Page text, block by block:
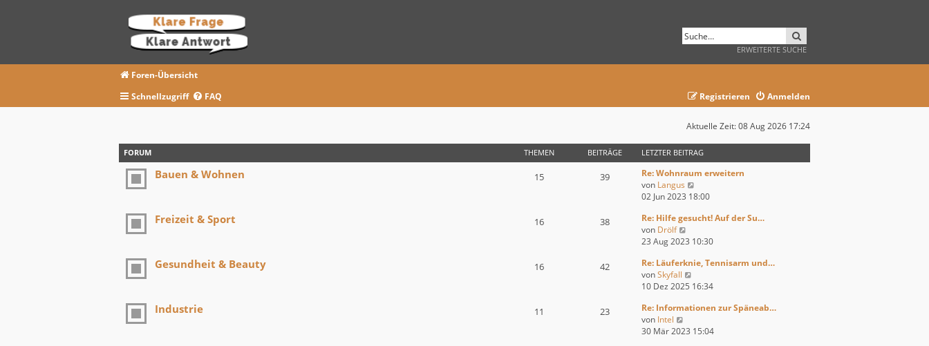
ERWEITERTE SUCHE
Foren-Übersicht
Schnellzugriff
FAQ Anmelden
Registrieren
Aktuelle Zeit: 08 Aug 2026 17:24
FORUM THEMEN BEITRÄGE LETZTER BEITRAG
Bauen & Wohnen 15 39
Re: Wohnraum erweitern
von Langus
e
e
t
r
e
t
a
02 Jun 2023 18:00
Freizeit & Sport 16 38
Re: Hilfe gesucht! Auf der Su…
von Drölf
e
e
s
t
r
e
23 Aug 2023 10:30
Gesundheit & Beauty 16 42
Re: Läuferknie, Tennisarm und…
vonSkyfall
e
e
t
10 Dez 2025 16:34
Industrie 11 23
Re: Informationen zur Späneab…
von Intel
e
30 Mär 2023 15:04